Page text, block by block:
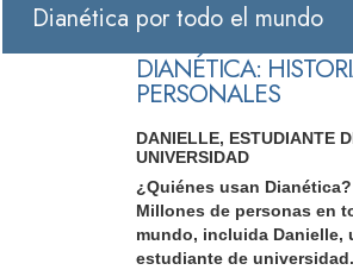
Dianética por todo el mundo
DIANÉTICA:
PERSONALES
DANIELLE, ESTUDIANTE
UNIVERSIDAD
¿Quiénes usan Dianética?
Millones de personas en
mundo, incluida Danielle,
estudiante de universidad.